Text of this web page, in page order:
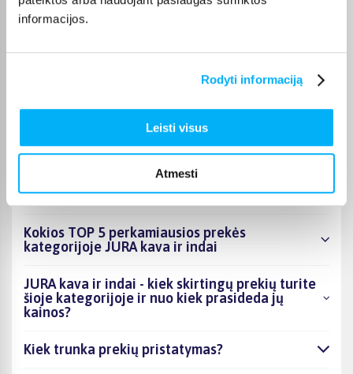
informacijos.
Rodyti informaciją
Leisti visus
Atmesti
kiekvienos prekės pristatymo terminas nurodytas jos
puslapyje.
per nurodytą terminą, o jei pageidausite užsakymą atsiimti
patys, atitinkamai pažymėtas prekes galėsite atsiimti mūsų
biure Kaune.
DUK
Kokios TOP 5 perkamiausios prekės
kategorijoje JURA kava ir indai
JURA kava ir indai - kiek skirtingų prekių turite
šioje kategorijoje ir nuo kiek prasideda jų
kainos?
Kiek trunka prekių pristatymas?